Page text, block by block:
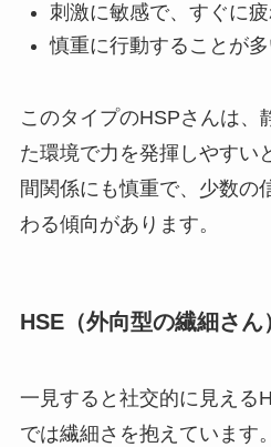
刺激に敏感で、すぐに
慎重に行動することが
このタイプのHSPさんは、
た環境で力を発揮しやすい
間関係にも慎重で、少数の
わる傾向があります。
HSE（外向型の繊細さん
一見すると社交的に見える
では繊細さを抱えています。